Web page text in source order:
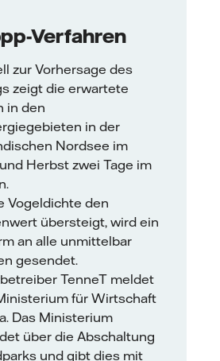
Verfahren
zur Vorhersage des
zeigt die erwartete
in den
in der
Nordsee im
Herbst zwei Tage im
Vogeldichte den
übersteigt, wird ein
an alle unmittelbar
gesendet.
TenneT meldet
für Wirtschaft
Das Ministerium
über die Abschaltung
und gibt dies mit